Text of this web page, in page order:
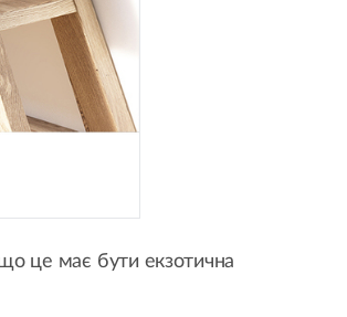
це має бути екзотична